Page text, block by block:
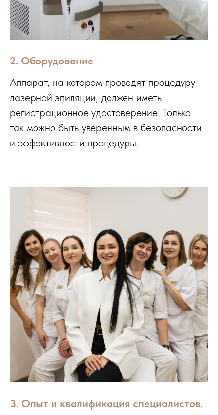
2. Оборудование
Аппарат, на котором проводят процедуру
лазерной эпиляции, должен иметь
регистрационное удостоверение. Только
так можно быть уверенным в безопасности
и эффективности процедуры.
3. Опыт и квалификация специалистов.